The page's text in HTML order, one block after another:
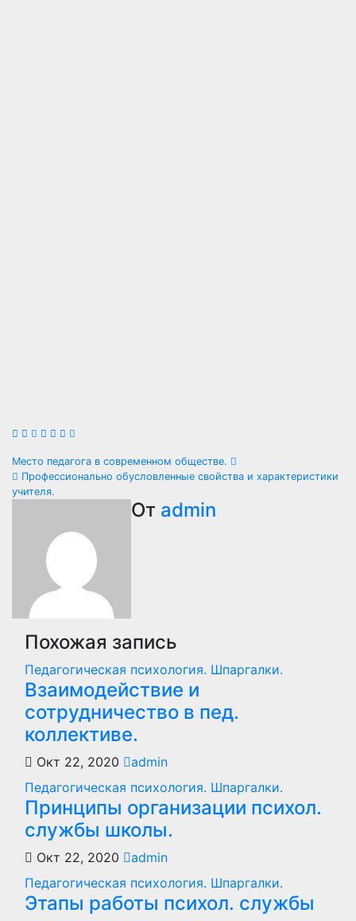
Навигация
по
записям
Место педагога в современном обществе.
Профессионально обусловленные свойства и характеристики
учителя.
От admin
Похожая запись
Педагогическая психология. Шпаргалки.
Взаимодействие и
сотрудничество в пед.
коллективе.
Окт 22, 2020
admin
Педагогическая психология. Шпаргалки.
Принципы организации психол.
службы школы.
Окт 22, 2020
admin
Педагогическая психология. Шпаргалки.
Этапы работы психол. службы